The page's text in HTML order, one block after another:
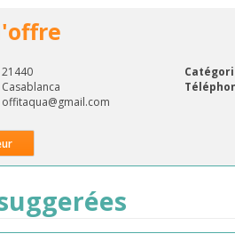
21440
Casablanca
offitaqua@gmail.com